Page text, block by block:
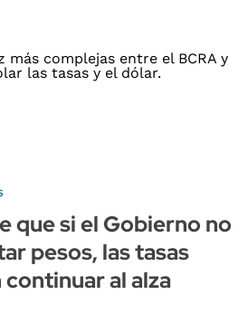
que si el Gobierno no
pesos, las tasas
al alza